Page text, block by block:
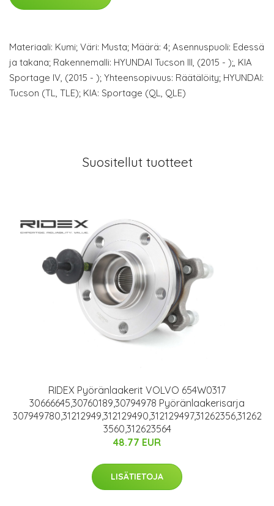
Materiaali: Kumi; Väri: Musta; Määrä: 4; Asennuspuoli: Edessä
ja takana; Rakennemalli: HYUNDAI Tucson III, (2015 - );, KIA
Sportage IV, (2015 - ); Yhteensopivuus: Räätälöity; HYUNDAI:
Tucson (TL, TLE); KIA: Sportage (QL, QLE)
Suositellut tuotteet
RIDEX Pyöränlaakerit VOLVO 654W0317
30666645,30760189,30794978 Pyöränlaakerisarja
307949780,31212949,312129490,312129497,31262356,31262
3560,312623564
48.77 EUR
LISÄTIETOJA